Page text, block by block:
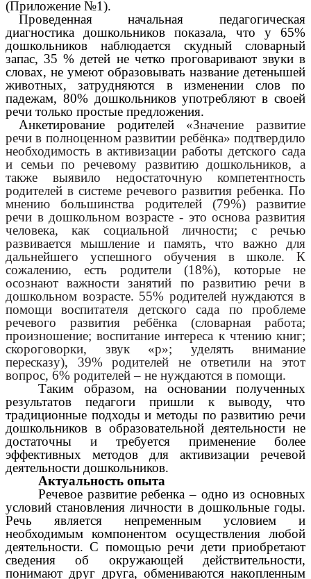
(Приложение №1).
Проведенная начальная педагогическая
диагностика дошкольников показала, что у 65%
дошкольников наблюдается скудный словарный
запас, 35 % детей не четко проговаривают звуки в
словах, не умеют образовывать название детенышей
животных, затрудняются в изменении слов по
падежам, 80% дошкольников употребляют в своей
речи только простые предложения.
Анкетирование родителей «Значение развитие
речи в полноценном развитии ребёнка» подтвердило
необходимость в активизации работы детского сада
и семьи по речевому развитию дошкольников, а
также выявило недостаточную компетентность
родителей в системе речевого развития ребенка. По
мнению большинства родителей (79%) развитие
речи в дошкольном возрасте - это основа развития
человека, как социальной личности; с речью
развивается мышление и память, что важно для
дальнейшего успешного обучения в школе. К
сожалению, есть родители (18%), которые не
осознают важности занятий по развитию речи в
дошкольном возрасте. 55% родителей нуждаются в
помощи воспитателя детского сада по проблеме
речевого развития ребёнка (словарная работа;
произношение; воспитание интереса к чтению книг;
скороговорки, звук «р»; уделять внимание
пересказу), 39% родителей не ответили на этот
вопрос, 6% родителей – не нуждаются в помощи.
Таким образом, на основании полученных
результатов педагоги пришли к выводу, что
традиционные подходы и методы по развитию речи
дошкольников в образовательной деятельности не
достаточны и требуется применение более
эффективных методов для активизации речевой
деятельности дошкольников.
Актуальность опыта
Речевое развитие ребенка – одно из основных
условий становления личности в дошкольные годы.
Речь является непременным условием и
необходимым компонентом осуществления любой
деятельности. С помощью речи дети приобретают
сведения об окружающей действительности,
понимают друг друга, обмениваются накопленным